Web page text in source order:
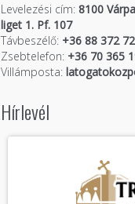
Levelezési cím: 8100
liget 1. Pf. 107
Távbeszélő: +36 88 372
Zsebtelefon: +36 70 365
Villámposta:
Hírlevél